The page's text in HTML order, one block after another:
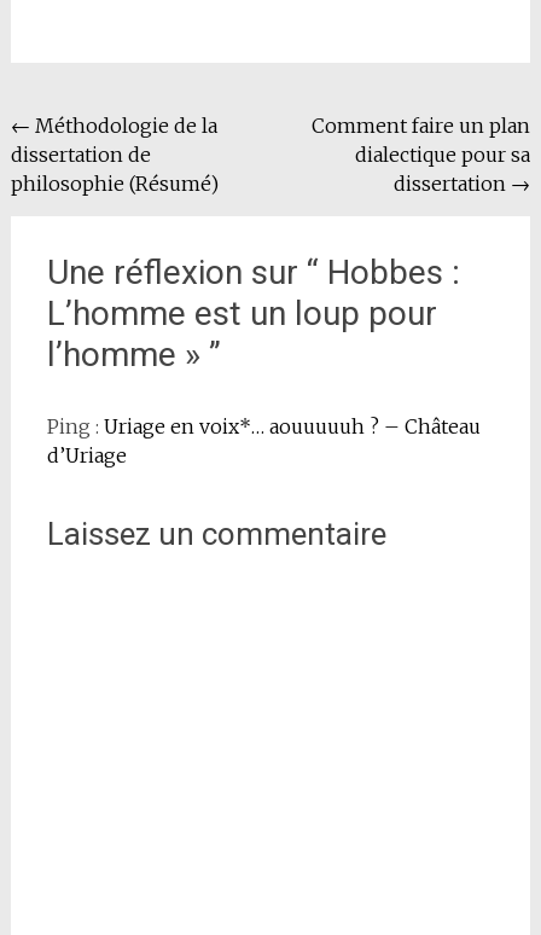
Navigation
de
l'article
← Méthodologie de la
dissertation de
philosophie (Résumé)
Comment faire un plan
dialectique pour sa
dissertation →
Une réflexion sur “ Hobbes :
L’homme est un loup pour
l’homme » ”
Ping : Uriage en voix*… aouuuuuh ? – Château
d’Uriage
Laissez un commentaire